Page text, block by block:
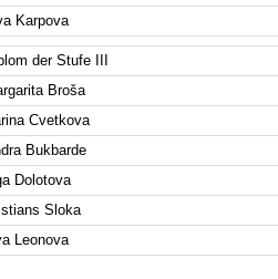
Karpova
der Stufe III
Broša
Cvetkova
Bukbarde
Dolotova
Sloka
Leonova